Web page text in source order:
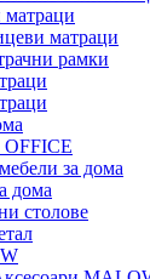
матраци
матраци
рамки
за дома
дома
столове